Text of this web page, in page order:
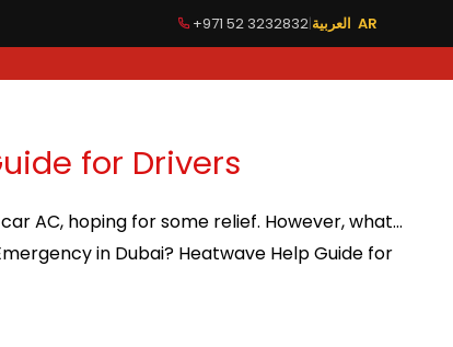
+971 52 3232832|
العربية AR
for Drivers
AC, hoping for some relief. However, what…
in Dubai? Heatwave Help Guide for